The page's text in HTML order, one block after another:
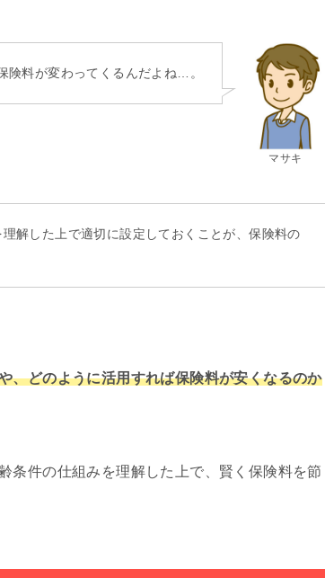
マサキ
険料が変わってくるんだよね…。
解した上で適切に設定しておくことが、保険料の
、どのように活用すれば保険料が安くなるのか
条件の仕組みを理解した上で、賢く保険料を節